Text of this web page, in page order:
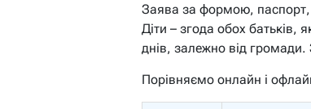
Заява за формою, паспорт,
Діти – згода обох батьків,
днів, залежно від громади.
Порівняємо онлайн і